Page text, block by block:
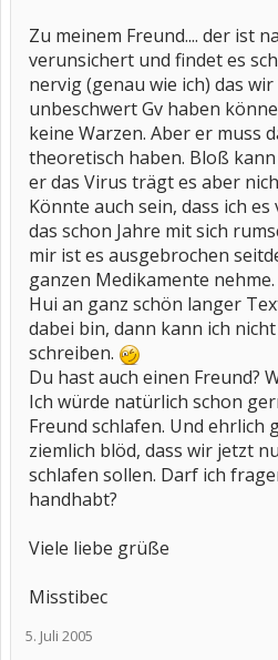
Zu meinem Freund.... der ist
verunsichert und findet es
nervig (genau wie ich) das
unbeschwert Gv haben
keine Warzen. Aber er muss
theoretisch haben. Bloß kann
er das Virus trägt es aber
Könnte auch sein, dass ich
das schon Jahre mit sich
mir ist es ausgebrochen
ganzen Medikamente nehme.
Hui an ganz schön langer
dabei bin, dann kann ich
schreiben.
Du hast auch einen Freund?
Ich würde natürlich schon
Freund schlafen. Und ehrlich
ziemlich blöd, dass wir jetzt
schlafen sollen. Darf ich
handhabt?
Viele liebe grüße
Misstibec
5. Juli 2005